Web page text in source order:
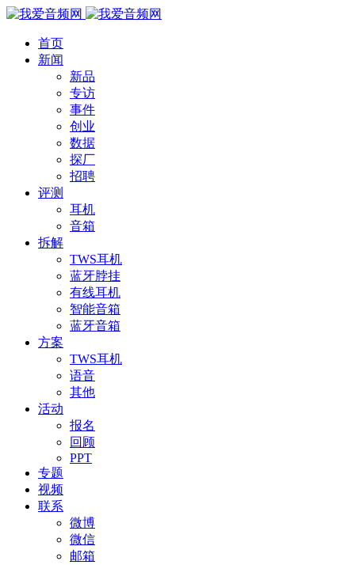
首页
新闻
新品
专访
事件
创业
数据
探厂
招聘
评测
耳机
音箱
拆解
TWS耳机
蓝牙脖挂
有线耳机
智能音箱
蓝牙音箱
方案
TWS耳机
语音
其他
活动
报名
回顾
PPT
专题
视频
联系
微博
微信
邮箱